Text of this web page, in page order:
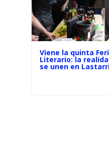
Viene la quinta
Literario: la
se unen en